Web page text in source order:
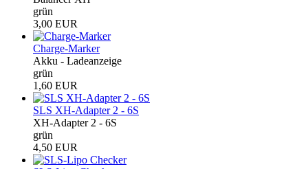
grün
3,00 EUR
Charge-Marker
Akku - Ladeanzeige
grün
1,60 EUR
SLS XH-Adapter 2 - 6S
XH-Adapter 2 - 6S
grün
4,50 EUR